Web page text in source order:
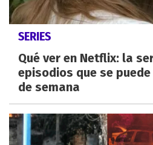
SERIES
Qué ver en Netflix: la
episodios que se
de semana